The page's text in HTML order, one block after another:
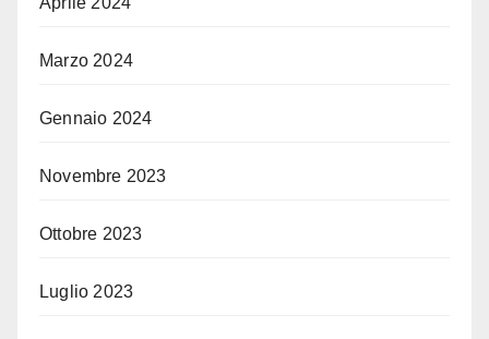
Marzo 2024
Gennaio 2024
Novembre 2023
Ottobre 2023
Luglio 2023